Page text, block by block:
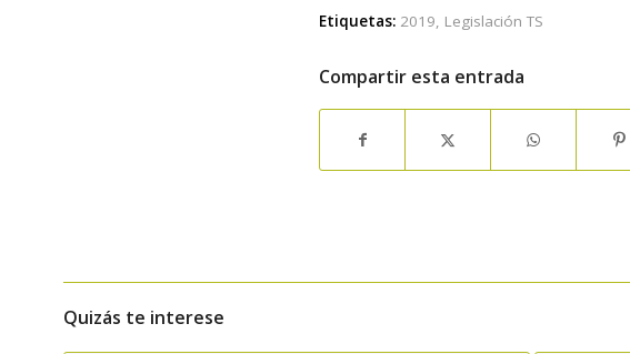
Etiquetas: 2019, Legislación TS
Compartir esta entrada
Quizás te interese